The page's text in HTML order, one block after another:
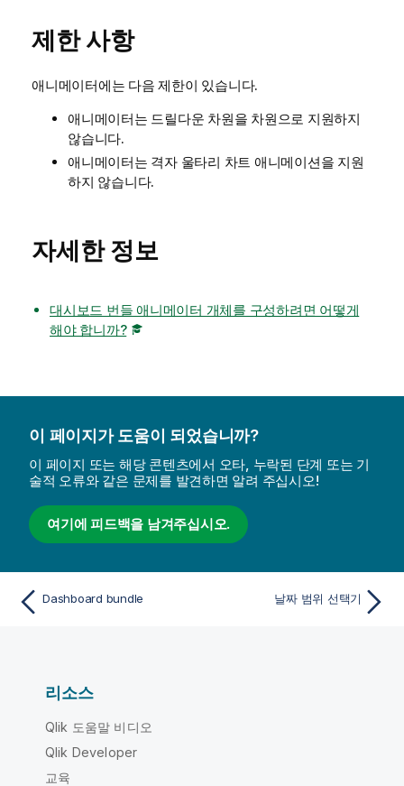
제한 사항
애니메이터에는 다음 제한이 있습니다.
애니메이터는 드릴다운 차원을 차원으로 지원하지
않습니다.
애니메이터는 격자 울타리 차트 애니메이션을 지원
하지 않습니다.
자세한 정보
대시보드 번들 애니메이터 개체를 구성하려면 어떻게
해야 합니까?
이 페이지가 도움이 되었습니까?
이 페이지 또는 해당 콘텐츠에서 오타, 누락된 단계 또는 기
술적 오류와 같은 문제를 발견하면 알려 주십시오!
여기에 피드백을 남겨주십시오.
Dashboard bundle 날짜 범위 선택기
리소스
Qlik 도움말 비디오
Qlik Developer
교육